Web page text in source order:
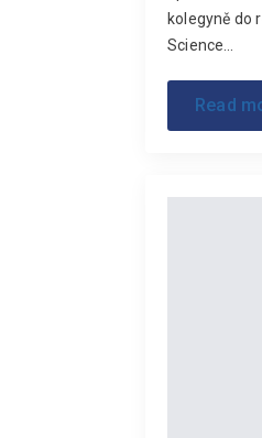
kolegyně do
Science…
Read